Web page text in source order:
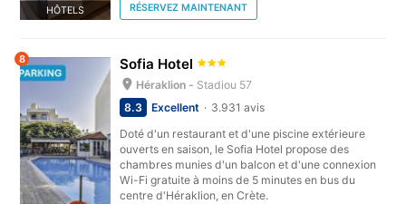
HÔTELS RÉSERVEZ MAINTENANT
8 Sofia Hotel
Héraklion - Stadiou 57
8.3
Excellent
3.931 avis
Doté d'un restaurant et d'une piscine extérieure
ouverts en saison, le Sofia Hotel propose des
chambres munies d'un balcon et d'une connexion
Wi-Fi gratuite à moins de 5 minutes en bus du
centre d'Héraklion, en Crète.